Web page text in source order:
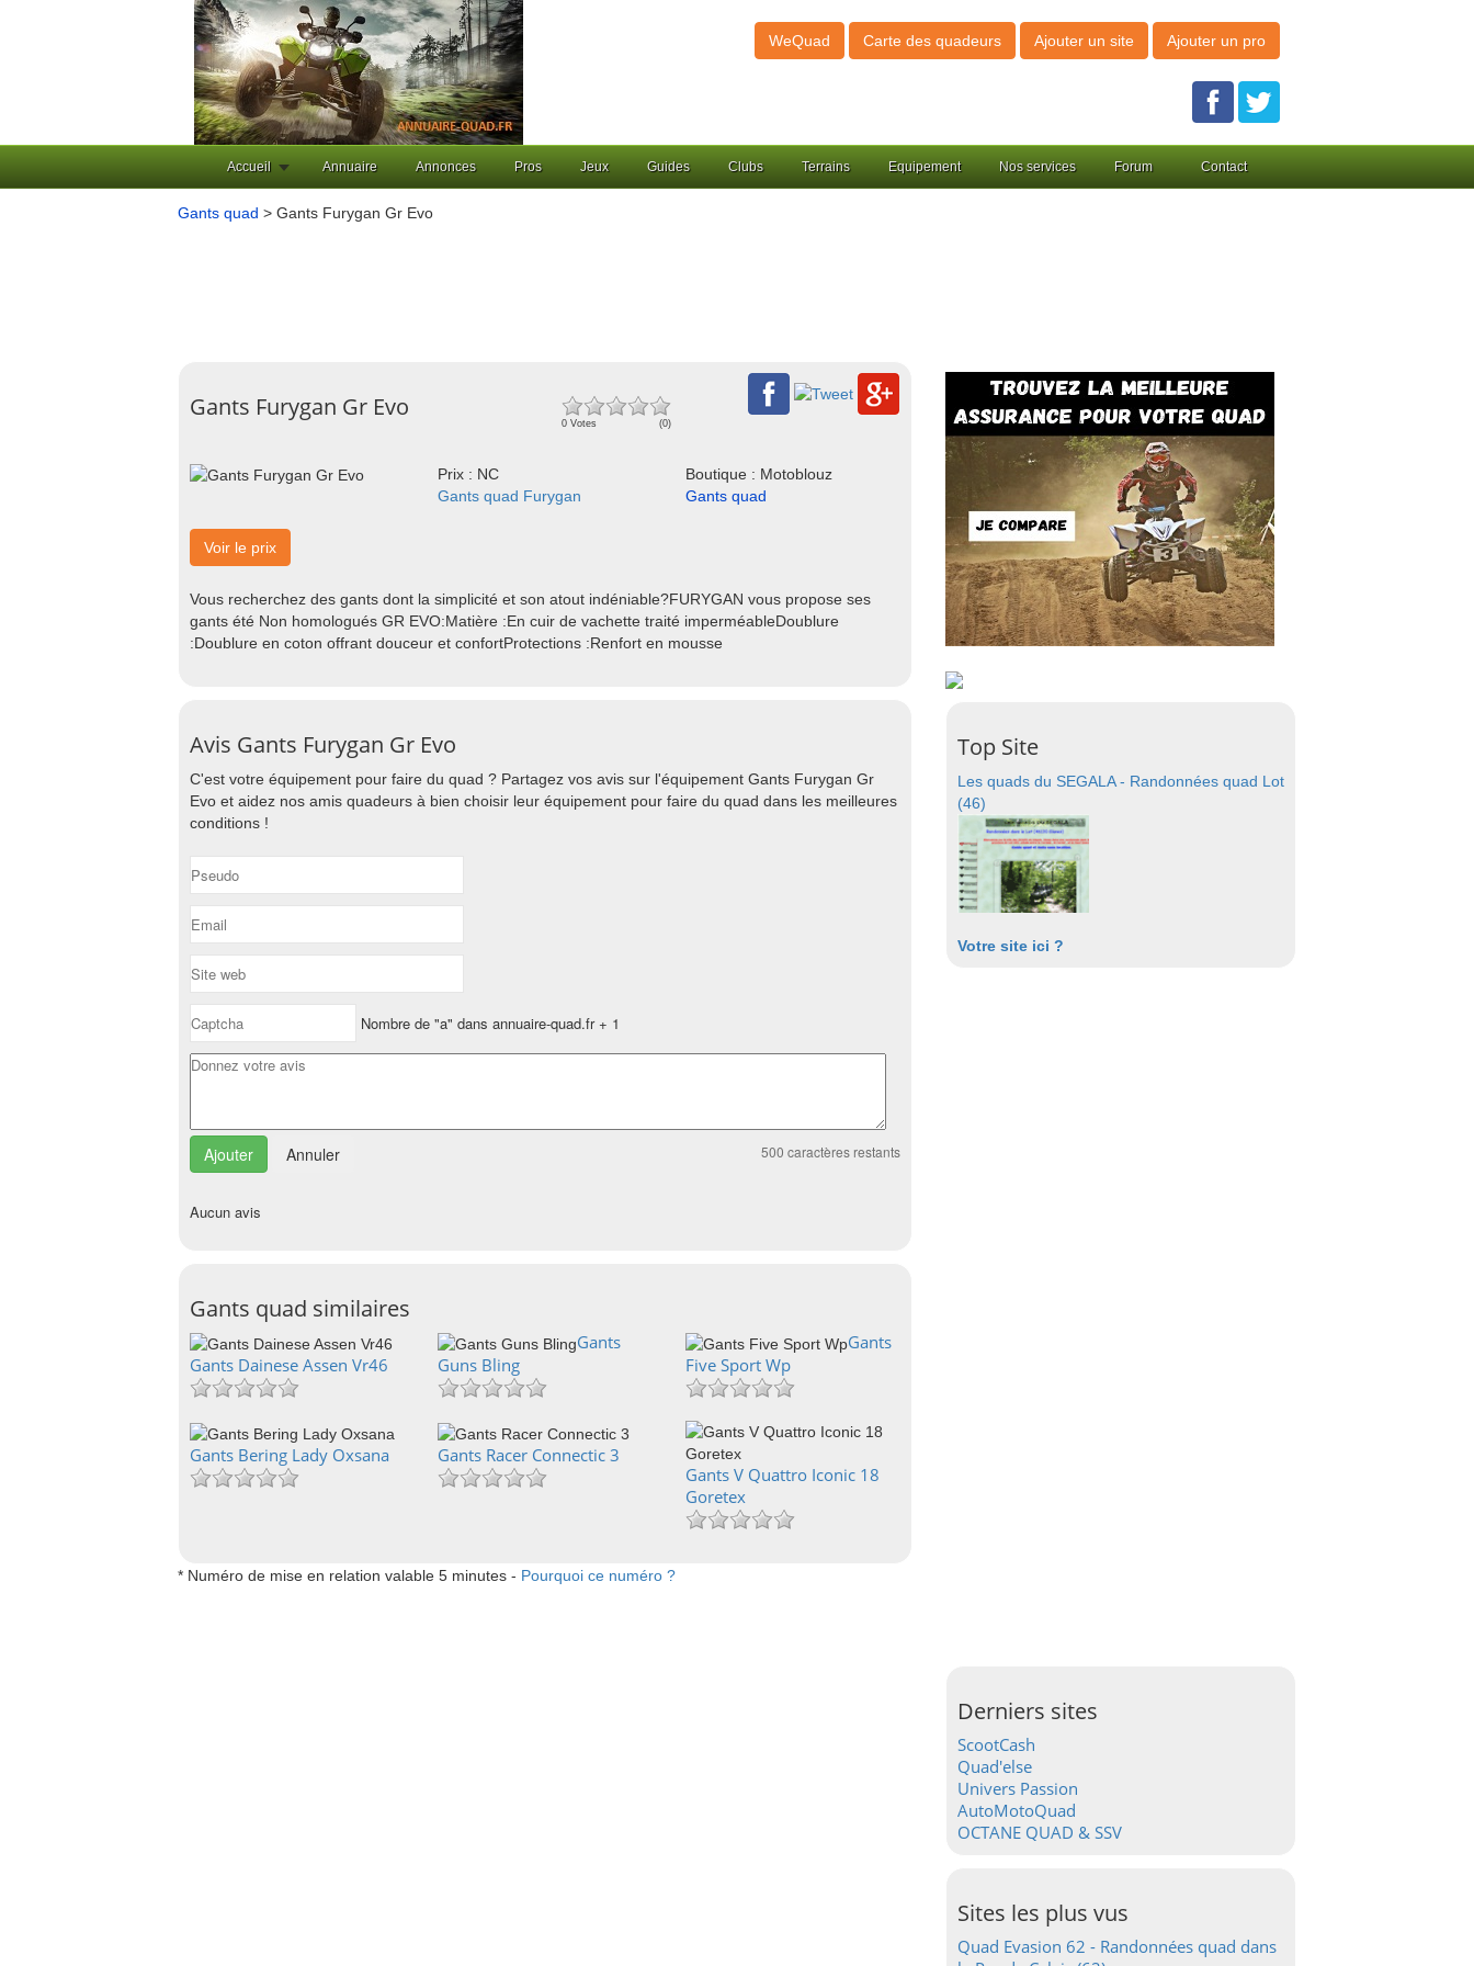
WeQuad Carte des quadeurs Ajouter un site Ajouter un pro
Accueil Annuaire Annonces Pros Jeux Guides Clubs Terrains Equipement Nos services Forum Contact
Gants quad > Gants Furygan Gr Evo
Gants Furygan Gr Evo
0 Votes (0)
Prix : NC
Boutique : Motoblouz
Gants quad Furygan
Gants quad
Voir le prix
Vous recherchez des gants dont la simplicité et son atout indéniable?FURYGAN vous propose ses
gants été Non homologués GR EVO:Matière :En cuir de vachette traité imperméableDoublure
:Doublure en coton offrant douceur et confortProtections :Renfort en mousse
Avis Gants Furygan Gr Evo
C'est votre équipement pour faire du quad ? Partagez vos avis sur l'équipement Gants Furygan Gr
Evo et aidez nos amis quadeurs à bien choisir leur équipement pour faire du quad dans les meilleures
conditions !
Nombre de "a" dans annuaire-quad.fr + 1
Annuler 500 caractères restants
Aucun avis
Gants quad similaires
Gants Dainese Assen Vr46
Gants
Guns Bling
Gants
Five Sport Wp
Gants Bering Lady Oxsana
Gants Racer Connectic 3
Gants V Quattro Iconic 18
Goretex
* Numéro de mise en relation valable 5 minutes - Pourquoi ce numéro ?
Top Site
Les quads du SEGALA - Randonnées quad Lot
(46)
Votre site ici ?
Derniers sites
ScootCash
Quad'else
Univers Passion
AutoMotoQuad
OCTANE QUAD & SSV
Sites les plus vus
Quad Evasion 62 - Randonnées quad dans